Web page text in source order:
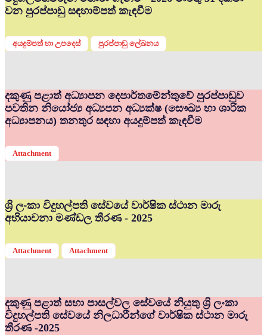
වන පුරප්පාඩු සඳහාම්පත් කැඳවීම
අයදුම්පත් හා උපදෙස් පුරප්පාඩු ලේඛනය
දකුණු පළාත් අධ්‍යාපන දෙපාර්තමේන්තුවේ පුරප්පාඩුව
පවතින නියෝජ්‍ය අධ්‍යපන අධ්‍යක්ෂ (සෞඛ්‍ය හා ශාරික
අධ්‍යාපනය) තනතුර සඳහා අයදුම්පත් කැඳවීම
Attachment
ශ්‍රි ලංකා විදුහල්පති සේවයේ වාර්ෂික ස්ථාන මාරු
අභියාචනා මණ්ඩල තීරණ - 2025
Attachment Attachment
දකුණු පළාත් සභා පාසල්වල සේවයේ නියුතු ශ්‍රි ලංකා
විදුහල්පති සේවයේ නිලධාරීන්ගේ වාර්ෂික ස්ථාන මාරු
තීරණ -2025